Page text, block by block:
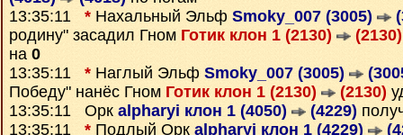
13:35:11 * Нахальный Эльф Smoky_007 (3005)
родину" засадил Гном Готик клон 1 (2130) (2130)
на 0
13:35:11 * Наглый Эльф Smoky_007 (3005)
Победу" нанёс Гном Готик клон 1 (2130) (2130)
13:35:11 Орк alpharyi клон 1 (4050) (4229)
13:35:11 * Подлый Орк alpharyi клон 1 (4229)